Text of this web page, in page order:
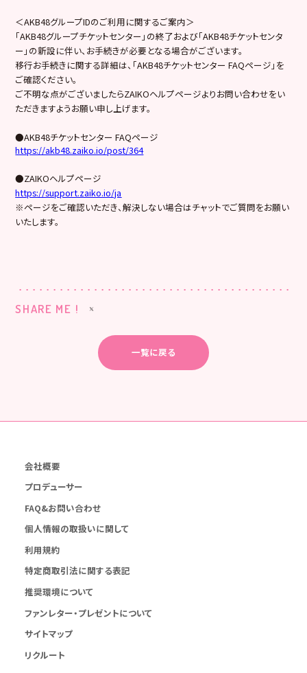
＜AKB48グループIDのご利用に関するご案内＞
「AKB48グループチケットセンター」の終了および「AKB48チケットセンタ
ー」の新設に伴い、お手続きが必要となる場合がございます。
移行お手続きに関する詳細は、「AKB48チケットセンター FAQページ」を
ご確認ください。
ご不明な点がございましたらZAIKOヘルプページよりお問い合わせをい
ただきますようお願い申し上げます。
●AKB48チケットセンター FAQページ
https://akb48.zaiko.io/post/364
●ZAIKOヘルプページ
https://support.zaiko.io/ja
※ページをご確認いただき、解決しない場合はチャットでご質問をお願い
いたします。
SHARE ME !
一覧に戻る
会社概要
プロデューサー
FAQ&お問い合わせ
個人情報の取扱いに関して
利用規約
特定商取引法に関する表記
推奨環境について
ファンレター・プレゼントについて
サイトマップ
リクルート